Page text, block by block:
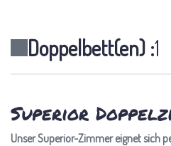
Doppelbett(en) :1
Superior
Unser Superior-Zimmer eignet sich